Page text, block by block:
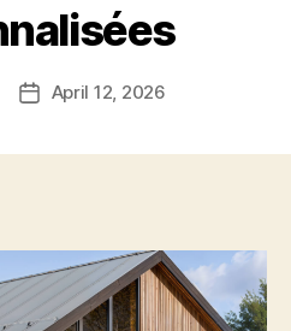
PostApril 12, 2026